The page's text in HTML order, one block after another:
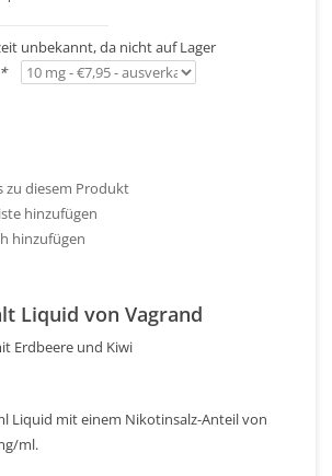
unbekannt, da nicht auf Lager
*
zu diesem Produkt
hinzufügen
hinzufügen
Liquid von Vagrand
Erdbeere und Kiwi
Liquid mit einem Nikotinsalz-Anteil von
ml.